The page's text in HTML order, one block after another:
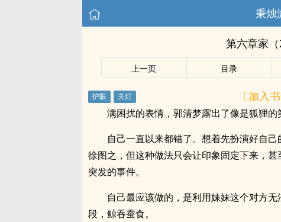
秉烛
第六章家（
上一页 目录
〔加入书
满困扰的表情，郭清梦露出了像是狐狸的
自己一直以来都错了。想着先扮演好自
徐图之，但这种做法只会让印象固定下来，
突发的事件。
自己最应该做的，是利用妹妹这个对方
段，鲸吞蚕食。